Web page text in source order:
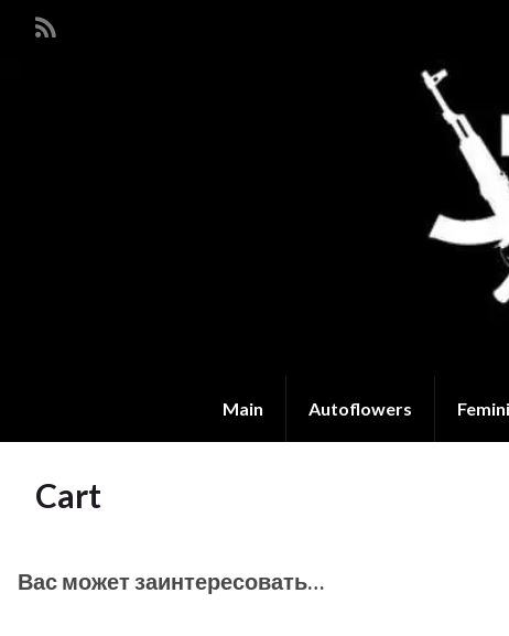
Main Autoflowers
Cart
Вас может заинтересовать…